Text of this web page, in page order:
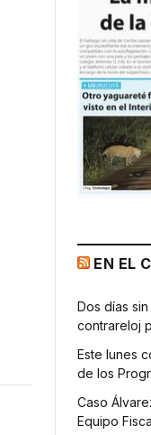
EN EL
Dos días
contrareloj
Este lunes
de los
Caso
Equipo